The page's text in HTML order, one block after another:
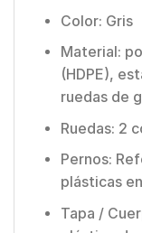
Color: Gris
Material:
(HDPE),
ruedas de
Ruedas: 2
Pernos:
plásticas
Tapa /